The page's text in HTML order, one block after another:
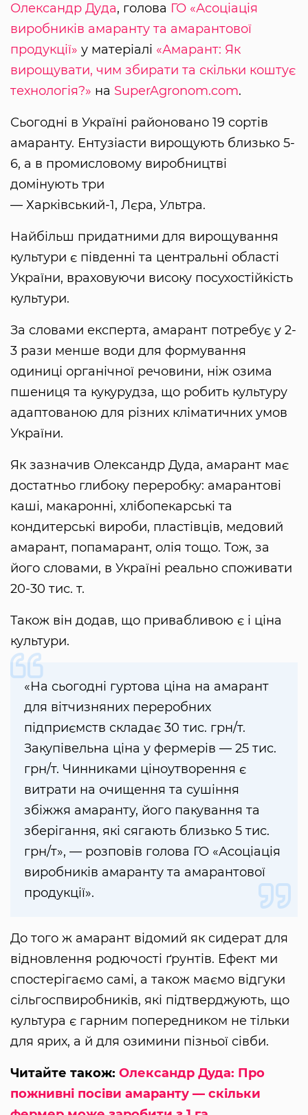
Олександр Дуда, голова ГО «Асоціація
виробників амаранту та амарантової
продукції» у матеріалі «Амарант: Як
вирощувати, чим збирати та скільки коштує
технологія?» на SuperAgronom.com.
Сьогодні в Україні районовано 19 сортів
амаранту. Ентузіасти вирощують близько 5-
6, а в промисловому виробництві
домінують три
— Харківський-1, Лєра, Ультра.
Найбільш придатними для вирощування
культури є південні та центральні області
України, враховуючи високу посухостійкість
культури.
За словами експерта, амарант потребує у 2-
3 рази менше води для формування
одиниці органічної речовини, ніж озима
пшениця та кукурудза, що робить культуру
адаптованою для різних кліматичних умов
України.
Як зазначив Олександр Дуда, амарант має
достатньо глибоку переробку: амарантові
каші, макаронні, хлібопекарські та
кондитерські вироби, пластівців, медовий
амарант, попамарант, олія тощо. Тож, за
його словами, в Україні реально споживати
20-30 тис. т.
Також він додав, що привабливою є і ціна
культури.
«На сьогодні гуртова ціна на амарант
для вітчизняних переробних
підприємств складає 30 тис. грн/т.
Закупівельна ціна у фермерів — 25 тис.
грн/т. Чинниками ціноутворення є
витрати на очищення та сушіння
збіжжя амаранту, його пакування та
зберігання, які сягають близько 5 тис.
грн/т», — розповів голова ГО «Асоціація
виробників амаранту та амарантової
продукції».
До того ж амарант відомий як сидерат для
відновлення родючості ґрунтів. Ефект ми
спостерігаємо самі, а також маємо відгуки
сільгоспвиробників, які підтверджують, що
культура є гарним попередником не тільки
для ярих, а й для озимини пізньої сівби.
Читайте також: Олександр Дуда: Про
пожнивні посіви амаранту — скільки